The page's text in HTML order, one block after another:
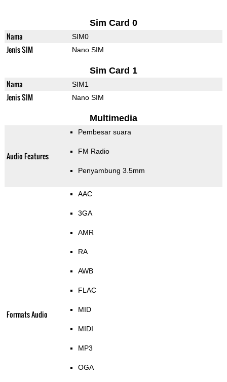
Sim Card 0
Nama SIM0
Jenis SIM Nano SIM
Sim Card 1
Nama SIM1
Jenis SIM Nano SIM
Multimedia
Audio Features
Pembesar suara
FM Radio
Penyambung 3.5mm
Formats Audio
AAC
3GA
AMR
RA
AWB
FLAC
MID
MIDI
MP3
OGA